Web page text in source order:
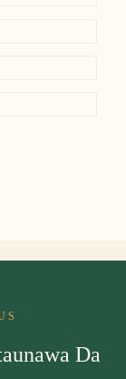
Da